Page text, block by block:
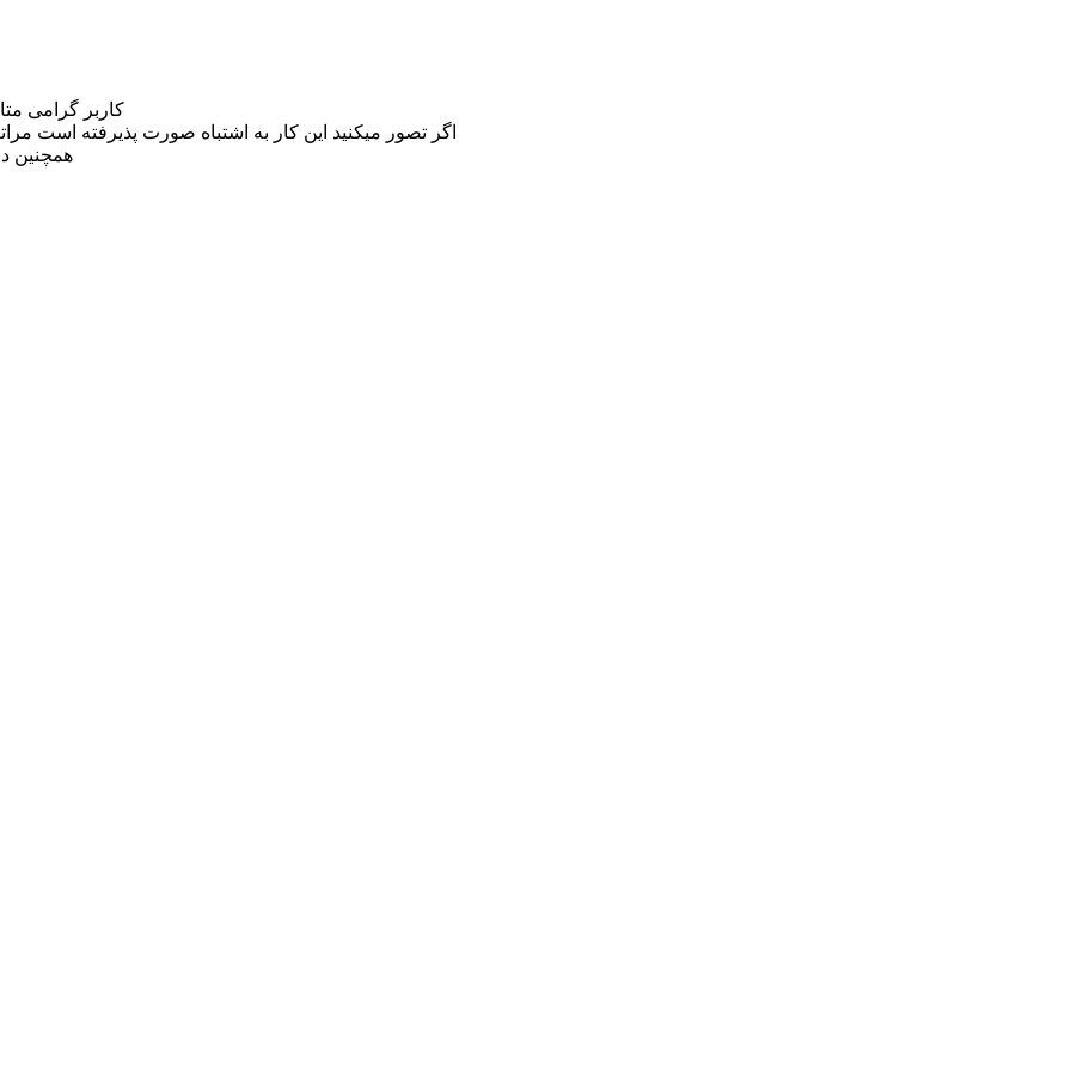
کاربر گرامی
اگر تصور میکنید این کار به اشتباه صورت پذیرفته است مراتب این مسئله را
همچنین